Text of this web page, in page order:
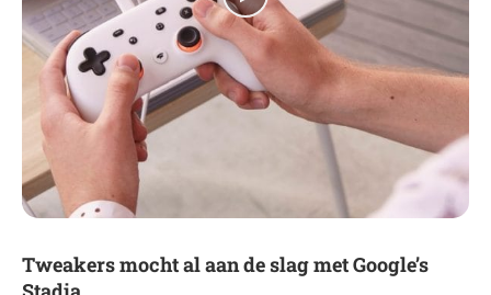
Tweakers mocht al aan de slag met Google’s